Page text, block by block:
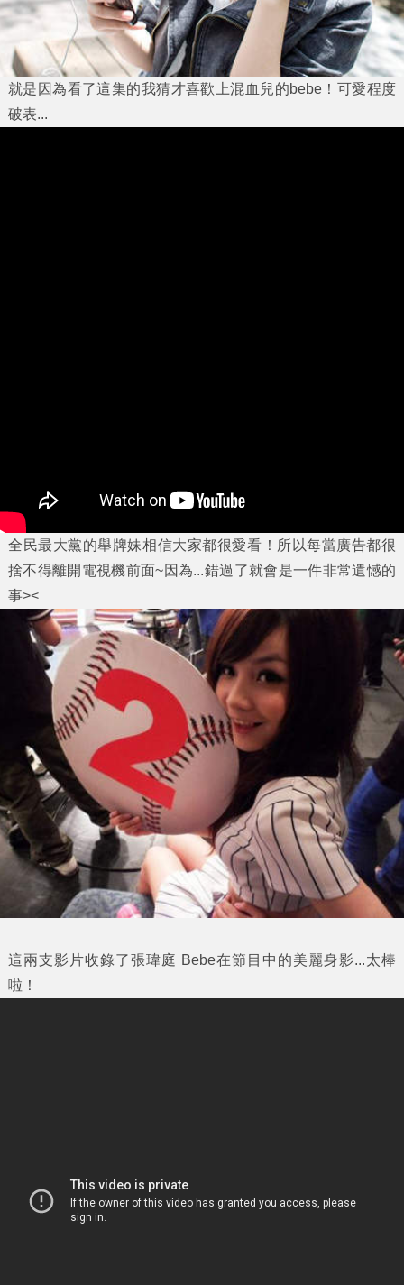
就是因為看了這集的我猜才喜歡上混血兒的bebe！可愛程度
破表...
全民最大黨的舉牌妹相信大家都很愛看！所以每當廣告都很
捨不得離開電視機前面~因為...錯過了就會是一件非常遺憾的
事><
這兩支影片收錄了張瑋庭 Bebe在節目中的美麗身影...太棒
啦！